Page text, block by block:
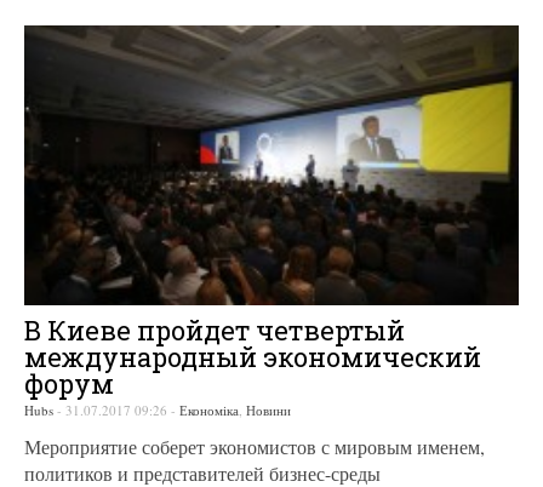
В Киеве пройдет четвертый
международный экономический
форум
Hubs - 31.07.2017 09:26 - Економіка Новини
Мероприятие соберет экономистов с мировым именем,
политиков и представителей бизнес-среды